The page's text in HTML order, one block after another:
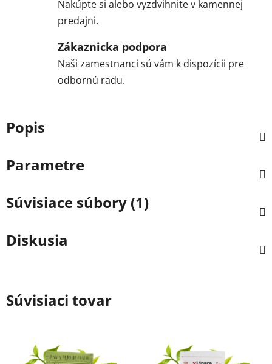
Nakúpte si alebo vyzdvihnite v kamennej
predajni.
Zákaznicka podpora
Naši zamestnanci sú vám k dispozícii pre
odbornú radu.
Popis
Parametre
Súvisiace súbory (1)
Diskusia
Súvisiaci tovar